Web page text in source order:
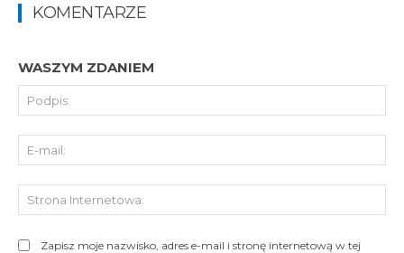
KOMENTARZE
WASZYM ZDANIEM
Zapisz moje nazwisko, adres e-mail i stronę internetową w tej